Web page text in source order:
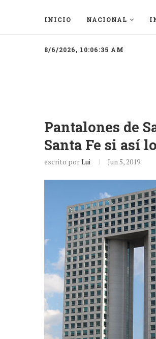
INICIO NACIONAL
8/6/2026, 10:06:35 AM
Pantalones de
Santa Fe si así
escrito porLui Jun 5, 2019